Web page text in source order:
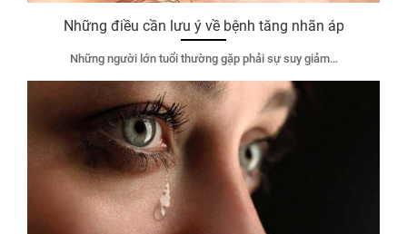
Những điều cần lưu ý về bệnh tăng nhãn áp
Những người lớn tuổi thường gặp phải sự suy giảm…